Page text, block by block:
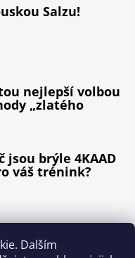
Dalším
Salzu!
nejlepší volbou
„zlatého
brýle 4KAAD
váš trénink?
cena /